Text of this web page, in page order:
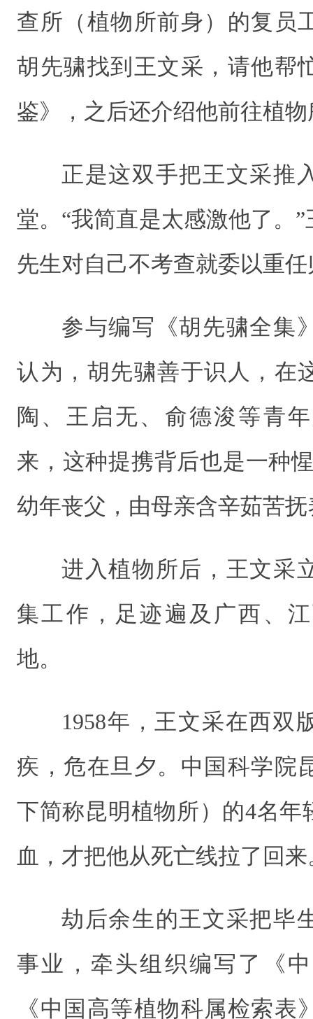
查所（植物所前身）的复员
胡先骕找到王文采，请他帮
鉴》，之后还介绍他前往植
正是这双手把王文采推
堂。“我简直是太感激他了。
先生对自己不考查就委以重任
参与编写《胡先骕全集
认为，胡先骕善于识人，在
陶、王启无、俞德浚等青
来，这种提携背后也是一种
幼年丧父，由母亲含辛茹苦抚
进入植物所后，王文采
集工作，足迹遍及广西、
地。
1958年，王文采在西双
疾，危在旦夕。中国科学院
下简称昆明植物所）的4名年
血，才把他从死亡线拉了回来
劫后余生的王文采把毕
事业，牵头组织编写了《
《中国高等植物科属检索表